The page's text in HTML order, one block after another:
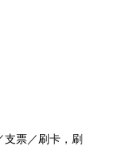
票／刷卡，刷